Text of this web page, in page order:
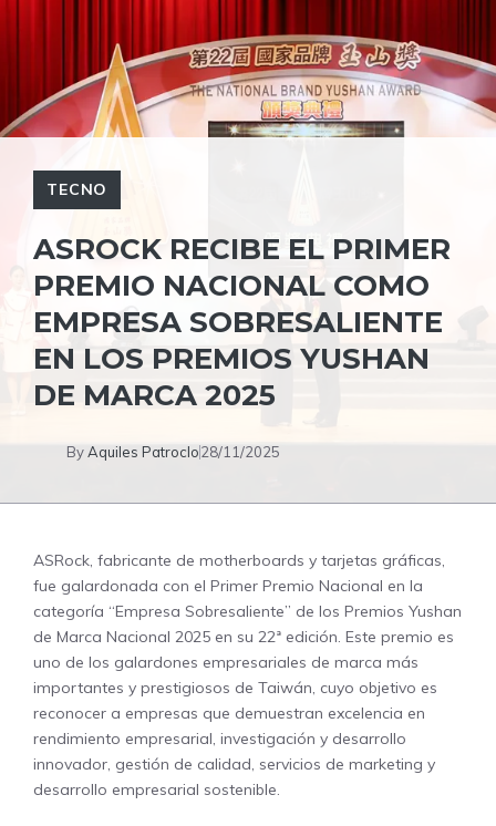
TECNO
ASROCK RECIBE EL PRIMER
PREMIO NACIONAL COMO
EMPRESA SOBRESALIENTE
EN LOS PREMIOS YUSHAN
DE MARCA 2025
ByAquiles Patroclo28/11/2025
ASRock, fabricante de motherboards y tarjetas gráficas,
fue galardonada con el Primer Premio Nacional en la
categoría “Empresa Sobresaliente” de los Premios Yushan
de Marca Nacional 2025 en su 22ª edición. Este premio es
uno de los galardones empresariales de marca más
importantes y prestigiosos de Taiwán, cuyo objetivo es
reconocer a empresas que demuestran excelencia en
rendimiento empresarial, investigación y desarrollo
innovador, gestión de calidad, servicios de marketing y
desarrollo empresarial sostenible.